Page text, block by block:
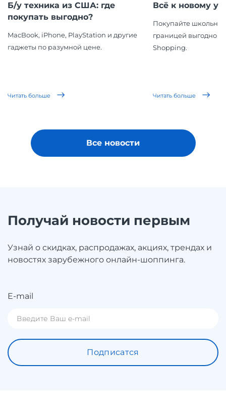
Б/у техника из США: где
покупать выгодно?
MacBook, iPhone, PlayStation и другие
гаджеты по разумной цене.
Читать больше
Всё к новому
Покупайте
границей выгодно
Shopping.
Читать больше
Все новости
Получай новости первым
Узнай о скидках, распродажах, акциях, трендах и
новостях зарубежного онлайн-шоппинга.
E-mail
Подписатся